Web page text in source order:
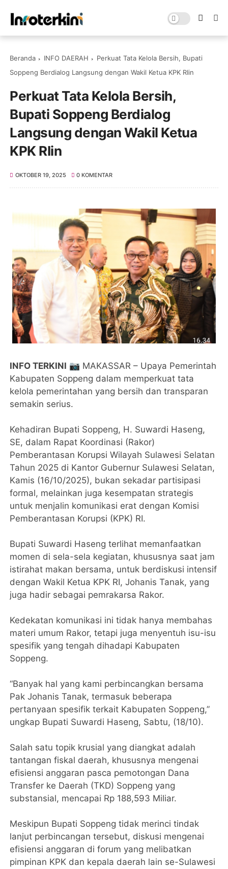
Beranda INFO DAERAH
Perkuat Tata Kelola Bersih, Bupati
Soppeng Berdialog Langsung dengan Wakil Ketua KPK RIin
Perkuat Tata Kelola Bersih,
Bupati Soppeng Berdialog
Langsung dengan Wakil Ketua
KPK RIin
OKTOBER 19, 2025 0 KOMENTAR
INFO TERKINI 📷 MAKASSAR – Upaya Pemerintah
Kabupaten Soppeng dalam memperkuat tata
kelola pemerintahan yang bersih dan transparan
semakin serius.
Kehadiran Bupati Soppeng, H. Suwardi Haseng,
SE, dalam Rapat Koordinasi (Rakor)
Pemberantasan Korupsi Wilayah Sulawesi Selatan
Tahun 2025 di Kantor Gubernur Sulawesi Selatan,
Kamis (16/10/2025), bukan sekadar partisipasi
formal, melainkan juga kesempatan strategis
untuk menjalin komunikasi erat dengan Komisi
Pemberantasan Korupsi (KPK) RI.
Bupati Suwardi Haseng terlihat memanfaatkan
momen di sela-sela kegiatan, khususnya saat jam
istirahat makan bersama, untuk berdiskusi intensif
dengan Wakil Ketua KPK RI, Johanis Tanak, yang
juga hadir sebagai pemrakarsa Rakor.
Kedekatan komunikasi ini tidak hanya membahas
materi umum Rakor, tetapi juga menyentuh isu-isu
spesifik yang tengah dihadapi Kabupaten
Soppeng.
“Banyak hal yang kami perbincangkan bersama
Pak Johanis Tanak, termasuk beberapa
pertanyaan spesifik terkait Kabupaten Soppeng,”
ungkap Bupati Suwardi Haseng, Sabtu, (18/10).
Salah satu topik krusial yang diangkat adalah
tantangan fiskal daerah, khususnya mengenai
efisiensi anggaran pasca pemotongan Dana
Transfer ke Daerah (TKD) Soppeng yang
substansial, mencapai Rp 188,593 Miliar.
Meskipun Bupati Soppeng tidak merinci tindak
lanjut perbincangan tersebut, diskusi mengenai
efisiensi anggaran di forum yang melibatkan
pimpinan KPK dan kepala daerah lain se-Sulawesi